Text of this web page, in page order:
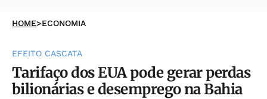
HOME>ECONOMIA
EFEITO CASCATA
Tarifaço dos EUA pode gerar perdas
bilionárias e desemprego na Bahia